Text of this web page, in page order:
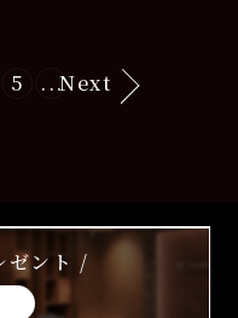
5 ...Next
ゼント /